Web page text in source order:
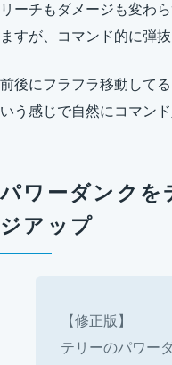
リーチもダメージも変わ
ますが、コマンド的に弾
前後にフラフラ移動して
いう感じで自然にコマン
パワーダンクを
ジアップ
【修正版】
テリーのパワー